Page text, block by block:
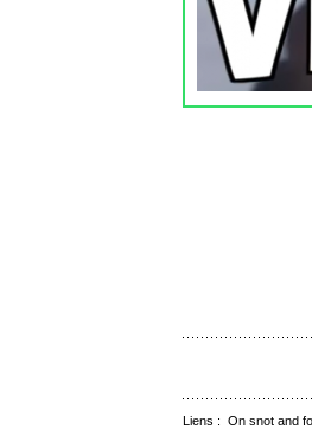
Liens : On snot and